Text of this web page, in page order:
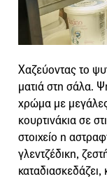
Χαζεύοντας το
ματιά στη σάλα.
χρώμα με μεγάλες
κουρτινάκια σε
στοιχείο η
γλεντζέδικη,